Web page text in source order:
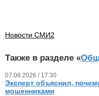
Новости СМИ2
Также в разделе «
07.08.2026 / 17.30
Эксперт объяснил,
мошенниками